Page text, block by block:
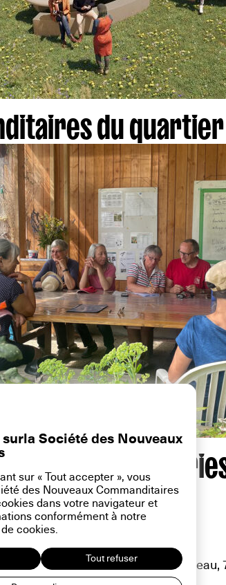
du quartier
des
16 rue Rambuteau,
Plan du site
Société des Nouveaux
sur « Tout accepter », vous
des Nouveaux Commanditaires
dans votre navigateur et
conformément à notre
cookies.
Tout refuser